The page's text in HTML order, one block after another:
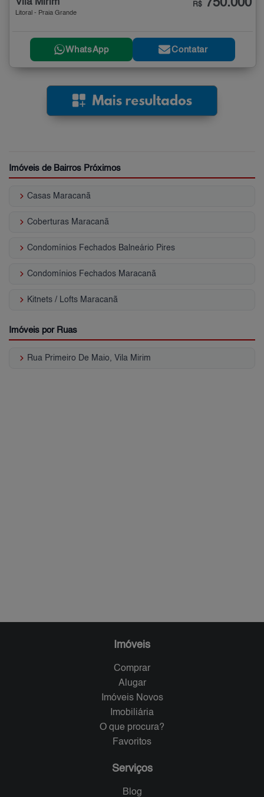
Vila Mirim
Litoral - Praia Grande
R$ 750.000
WhatsApp Contatar
Imóveis de Bairros Próximos
keyboard_arrow_right Casas Maracanã
keyboard_arrow_right Coberturas Maracanã
keyboard_arrow_right Condomínios Fechados Balneário Pires
keyboard_arrow_right Condomínios Fechados Maracanã
keyboard_arrow_right Kitnets / Lofts Maracanã
Imóveis por Ruas
keyboard_arrow_right Rua Primeiro De Maio, Vila Mirim
Imóveis
Comprar
Alugar
Imóveis Novos
Imobiliária
O que procura?
Favoritos
Serviços
Blog